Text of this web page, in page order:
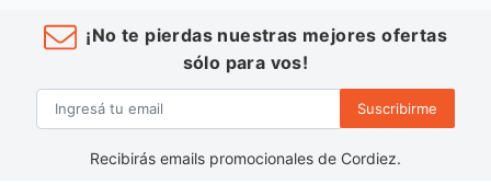
¡No te pierdas nuestras mejores ofertas
sólo para vos!
Suscribirme
Recibirás emails promocionales de Cordiez.